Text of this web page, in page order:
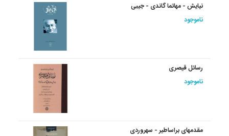
نیایش‏ - مهاتما گاندی - جیبی
ناموجود
رسائل‏ قیصری‏
ناموجود
مقدمه‏ای‏ براساطیر - سهروردی